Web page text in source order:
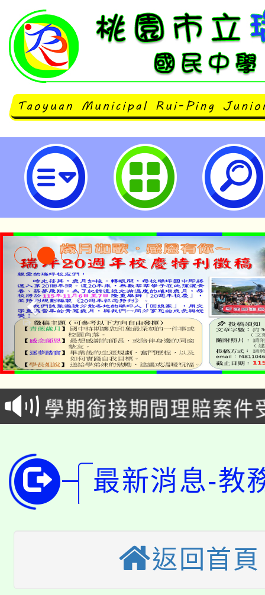
113學年度公開課博覽會－線上公
及閉幕式-桃園市立瑞坪國民中學
淨零綠生活教案入校路
會
115年食農教育專業人
程
學期銜接期間理賠案件
版
淨零綠領人才培育課程
公告本校115學年度第
代理(課)教師甄選結果(
「2026金融保險知識
生本土語及新住民語歌
公告本校115學年度第
公告本校115學年度第
最新消息-教
返回首頁